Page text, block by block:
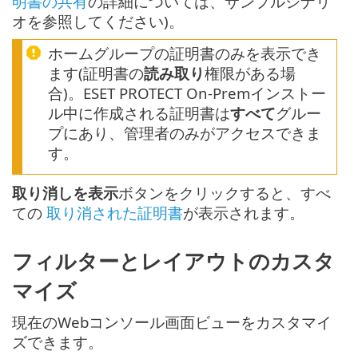
オを参照してください)。
ホームグループの証明書のみを表示でき
ます(証明書の読み取り権限がある場
合)。ESET PROTECT On-Premインストー
ル中に作成される証明書はすべてグルー
プにあり、管理者のみがアクセスできま
す。
取り消しを表示ボタンをクリックすると、すべ
ての 取り消された証明書が表示されます。
フィルターとレイアウトのカスタ
マイズ
現在のWebコンソール画面ビューをカスタマイ
ズできます。